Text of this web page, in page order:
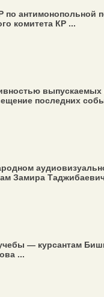
комитета КР ...
последних
Замира
— курсантам
...